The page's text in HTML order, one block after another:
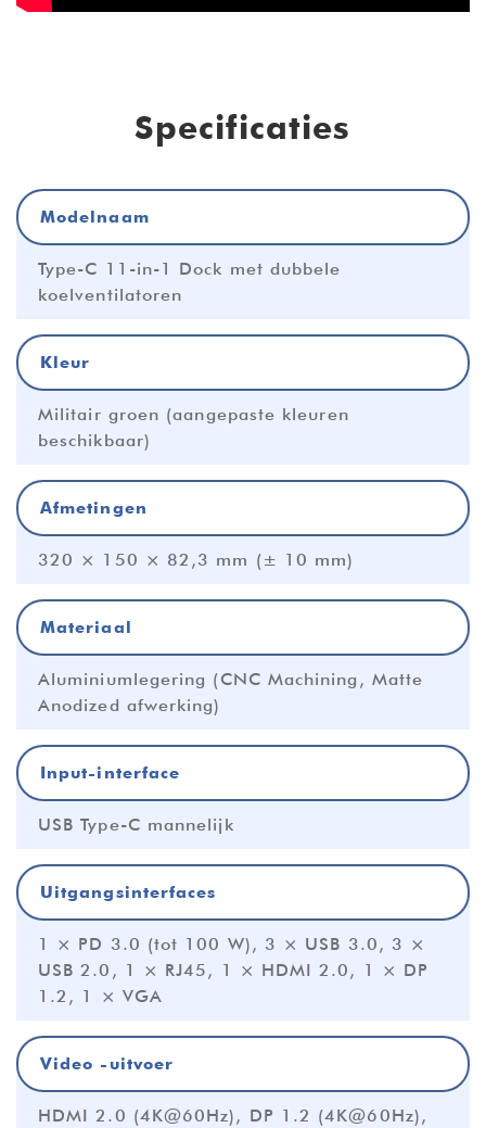
Specificaties
Modelnaam
Type-C 11-in-1 Dock met dubbele
koelventilatoren
Kleur
Militair groen (aangepaste kleuren
beschikbaar)
Afmetingen
320 × 150 × 82,3 mm (± 10 mm)
Materiaal
Aluminiumlegering (CNC Machining, Matte
Anodized afwerking)
Input-interface
USB Type-C mannelijk
Uitgangsinterfaces
1 × PD 3.0 (tot 100 W), 3 × USB 3.0, 3 ×
USB 2.0, 1 × RJ45, 1 × HDMI 2.0, 1 × DP
1.2, 1 × VGA
Video -uitvoer
HDMI 2.0 (4K@60Hz), DP 1.2 (4K@60Hz),